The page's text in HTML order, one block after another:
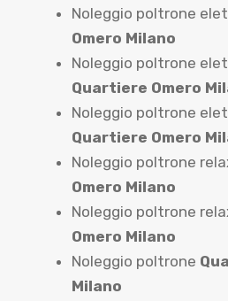
Noleggio poltrone
Omero Milano
Noleggio poltrone
Quartiere Omero
Noleggio poltrone
Quartiere Omero
Noleggio poltrone
Omero Milano
Noleggio poltrone
Omero Milano
Noleggio poltrone
Milano